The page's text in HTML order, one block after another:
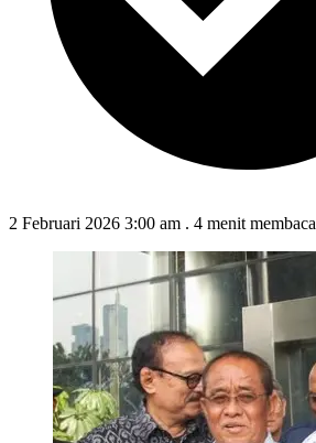
2 Februari 2026 3:00 am . 4 menit membaca